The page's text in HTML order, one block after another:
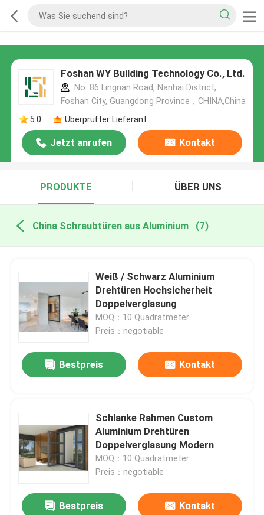
Foshan WY Building Technology Co., Ltd.
No. 86 Lingnan Road, Nanhai District,
Foshan City, Guangdong Province，CHINA,China
5.0
Überprüfter Lieferant
Jetzt anrufen Kontakt
PRODUKTE ÜBER UNS
China Schraubtüren aus Aluminium (7)
Weiß / Schwarz Aluminium
Drehtüren Hochsicherheit
Doppelverglasung
MOQ：10 Quadratmeter
Preis：negotiable
Bestpreis Kontakt
Schlanke Rahmen Custom
Aluminium Drehtüren
Doppelverglasung Modern
MOQ：10 Quadratmeter
Preis：negotiable
Bestpreis Kontakt